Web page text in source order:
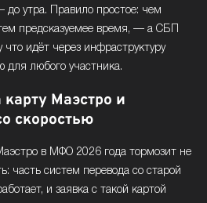
утра. Правило простое: чем
предсказуемее время, — а СБП
что идёт через инфраструктуру
для любого участника.
Маэстро и
скоростью
в МФО 2026 года тормозит не
часть систем перевода со старой
и заявка с такой картой